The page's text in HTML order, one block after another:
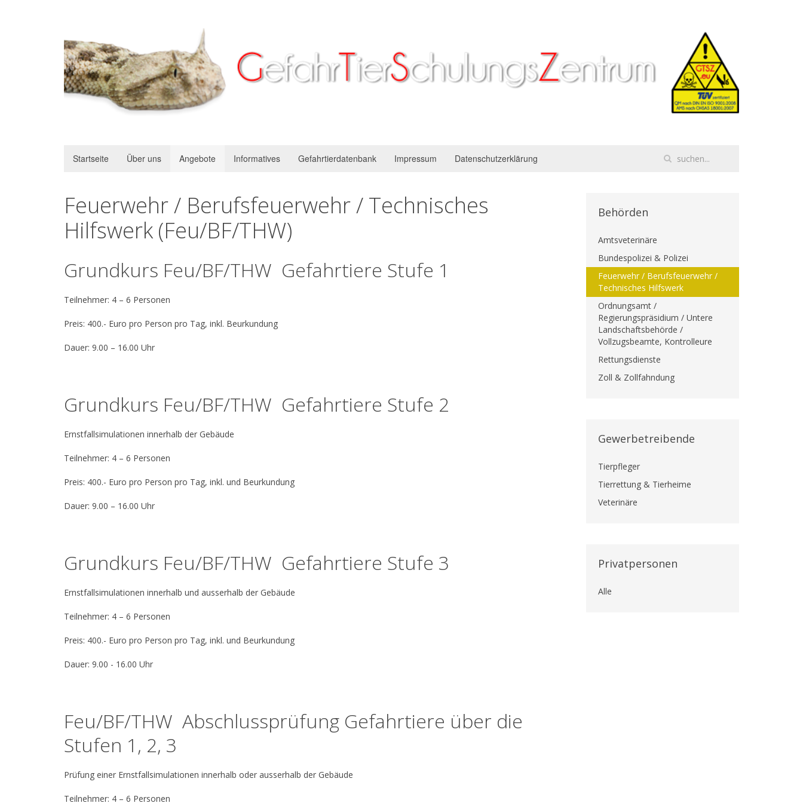
Startseite Über uns Angebote Informatives Gefahrtierdatenbank Impressum Datenschutzerklärung
Feuerwehr / Berufsfeuerwehr / Technisches
Hilfswerk (Feu/BF/THW)
Grundkurs Feu/BF/THW Gefahrtiere Stufe 1
Teilnehmer: 4 – 6 Personen
Preis: 400.- Euro pro Person pro Tag, inkl. Beurkundung
Dauer: 9.00 – 16.00 Uhr
Grundkurs Feu/BF/THW Gefahrtiere Stufe 2
Ernstfallsimulationen innerhalb der Gebäude
Teilnehmer: 4 – 6 Personen
Preis: 400.- Euro pro Person pro Tag, inkl. und Beurkundung
Dauer: 9.00 – 16.00 Uhr
Grundkurs Feu/BF/THW Gefahrtiere Stufe 3
Ernstfallsimulationen innerhalb und ausserhalb der Gebäude
Teilnehmer: 4 – 6 Personen
Preis: 400.- Euro pro Person pro Tag, inkl. und Beurkundung
Dauer: 9.00 - 16.00 Uhr
Feu/BF/THW Abschlussprüfung Gefahrtiere über die
Stufen 1, 2, 3
Prüfung einer Ernstfallsimulationen innerhalb oder ausserhalb der Gebäude
Teilnehmer: 4 – 6 Personen
Behörden
Amtsveterinäre
Bundespolizei & Polizei
Feuerwehr / Berufsfeuerwehr /
Technisches Hilfswerk
Ordnungsamt /
Regierungspräsidium / Untere
Landschaftsbehörde /
Vollzugsbeamte, Kontrolleure
Rettungsdienste
Zoll & Zollfahndung
Gewerbetreibende
Tierpfleger
Tierrettung & Tierheime
Veterinäre
Privatpersonen
Alle